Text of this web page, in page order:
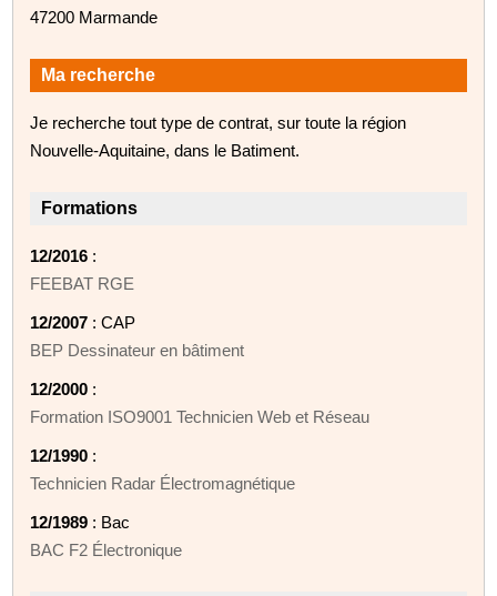
47200 Marmande
Ma recherche
Je recherche tout type de contrat, sur toute la région
Nouvelle-Aquitaine, dans le Batiment.
Formations
12/2016 :
FEEBAT RGE
12/2007 : CAP
BEP Dessinateur en bâtiment
12/2000 :
Formation ISO9001 Technicien Web et Réseau
12/1990 :
Technicien Radar Électromagnétique
12/1989 : Bac
BAC F2 Électronique